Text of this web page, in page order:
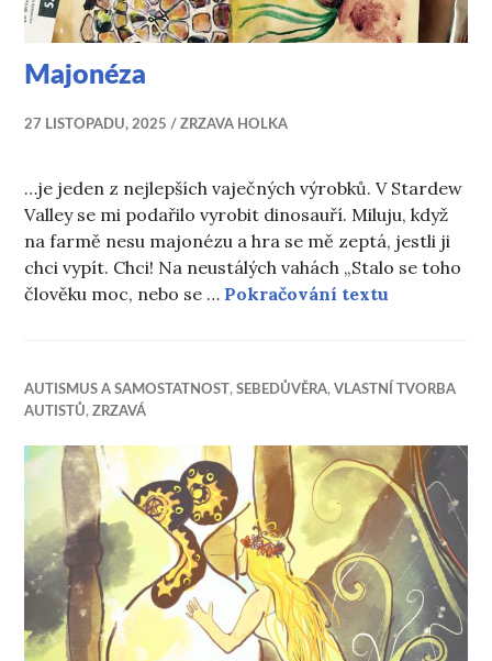
Majonéza
27 LISTOPADU, 2025 ZRZAVA HOLKA
…je jeden z nejlepších vaječných výrobků. V Stardew
Valley se mi podařilo vyrobit dinosauří. Miluju, když
na farmě nesu majonézu a hra se mě zeptá, jestli ji
chci vypít. Chci! Na neustálých vahách „Stalo se toho
člověku moc, nebo se … Pokračování textu
AUTISMUS A SAMOSTATNOST ,SEBEDŮVĚRA, VLASTNÍ TVORBA
AUTISTŮ,ZRZAVÁ